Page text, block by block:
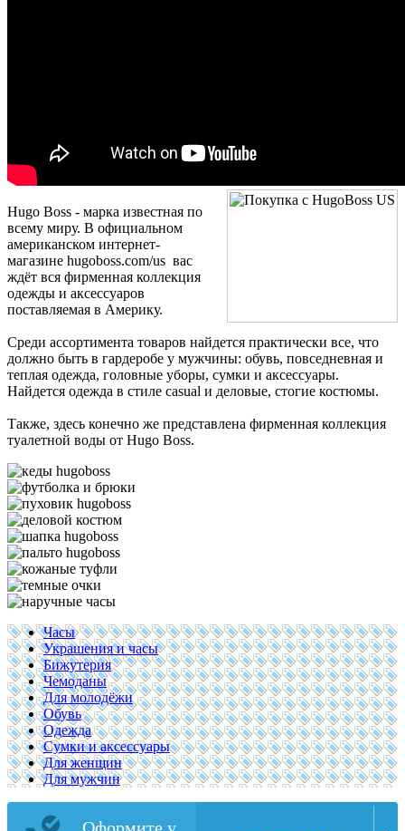
Hugo Boss - марка известная по
всему миру. В официальном
американском интернет-
магазине hugoboss.com/us вас
ждёт вся фирменная коллекция
одежды и аксессуаров
поставляемая в Америку.
Среди ассортимента товаров найдется практически все, что
должно быть в гардеробе у мужчины: обувь, повседневная и
теплая одежда, головные уборы, сумки и аксессуары.
Найдется одежда в стиле casual и деловые, стогие костюмы.
Также, здесь конечно же представлена фирменная коллекция
туалетной воды от Hugo Boss.
Часы
Украшения и часы
Бижутерия
Чемоданы
Для молодёжи
Обувь
Одежда
Сумки и аксессуары
Для женщин
Для мужчин